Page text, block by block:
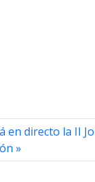
en directo la II